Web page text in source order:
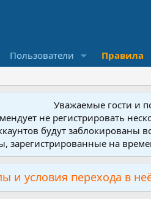
Пользователи Правила
Уважаемые гости и
не регистрировать
будут заблокированы
зарегистрированные на
и условия перехода в